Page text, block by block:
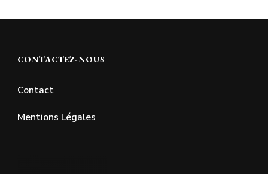
CONTACTEZ-NOUS
Contact
Mentions Légales